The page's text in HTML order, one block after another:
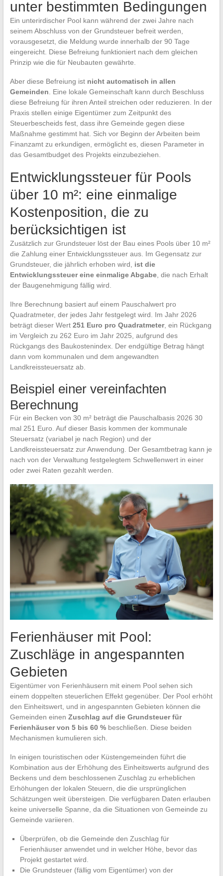
unter bestimmten Bedingungen
Ein unterirdischer Pool kann während der zwei Jahre nach
seinem Abschluss von der Grundsteuer befreit werden,
vorausgesetzt, die Meldung wurde innerhalb der 90 Tage
eingereicht. Diese Befreiung funktioniert nach dem gleichen
Prinzip wie die für Neubauten gewährte.
Aber diese Befreiung ist nicht automatisch in allen
Gemeinden . Eine lokale Gemeinschaft kann durch Beschluss
diese Befreiung für ihren Anteil streichen oder reduzieren. In der
Praxis stellen einige Eigentümer zum Zeitpunkt des
Steuerbescheids fest, dass ihre Gemeinde gegen diese
Maßnahme gestimmt hat. Sich vor Beginn der Arbeiten beim
Finanzamt zu erkundigen, ermöglicht es, diesen Parameter in
das Gesamtbudget des Projekts einzubeziehen.
Entwicklungssteuer für Pools
über 10 m²: eine einmalige
Kostenposition, die zu
berücksichtigen ist
Zusätzlich zur Grundsteuer löst der Bau eines Pools über 10 m²
die Zahlung einer Entwicklungssteuer aus. Im Gegensatz zur
Grundsteuer, die jährlich erhoben wird, ist die
Entwicklungssteuer eine einmalige Abgabe, die nach Erhalt
der Baugenehmigung fällig wird.
Ihre Berechnung basiert auf einem Pauschalwert pro
Quadratmeter, der jedes Jahr festgelegt wird. Im Jahr 2026
beträgt dieser Wert 251 Euro pro Quadratmeter, ein Rückgang
im Vergleich zu 262 Euro im Jahr 2025, aufgrund des
Rückgangs des Baukostenindex. Der endgültige Betrag hängt
dann vom kommunalen und dem angewandten
Landkreissteuersatz ab.
Beispiel einer vereinfachten
Berechnung
Für ein Becken von 30 m² beträgt die Pauschalbasis 2026 30
mal 251 Euro. Auf dieser Basis kommen der kommunale
Steuersatz (variabel je nach Region) und der
Landkreissteuersatz zur Anwendung. Der Gesamtbetrag kann je
nach von der Verwaltung festgelegtem Schwellenwert in einer
oder zwei Raten gezahlt werden.
Ferienhäuser mit Pool:
Zuschläge in angespannten
Gebieten
Eigentümer von Ferienhäusern mit einem Pool sehen sich
einem doppelten steuerlichen Effekt gegenüber. Der Pool erhöht
den Einheitswert, und in angespannten Gebieten können die
Gemeinden einen Zuschlag auf die Grundsteuer für
Ferienhäuser von 5 bis 60 %beschließen. Diese beiden
Mechanismen kumulieren sich.
In einigen touristischen oder Küstengemeinden führt die
Kombination aus der Erhöhung des Einheitswerts aufgrund des
Beckens und dem beschlossenen Zuschlag zu erheblichen
Erhöhungen der lokalen Steuern, die die ursprünglichen
Schätzungen weit übersteigen. Die verfügbaren Daten erlauben
keine universelle Spanne, da die Situationen von Gemeinde zu
Gemeinde variieren.
Überprüfen, ob die Gemeinde den Zuschlag für
Ferienhäuser anwendet und in welcher Höhe, bevor das
Projekt gestartet wird.
Die Grundsteuer (fällig vom Eigentümer) von der